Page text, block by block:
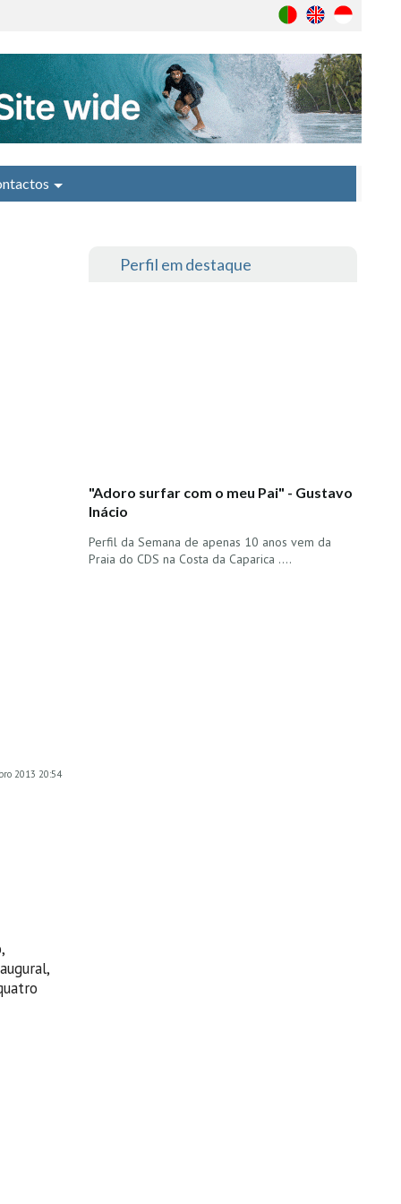
2013 20:54
Perfil em destaque
"Adoro surfar com o meu Pai" - Gustavo
Inácio
Perfil da Semana de apenas 10 anos vem da
Praia do CDS na Costa da Caparica ....